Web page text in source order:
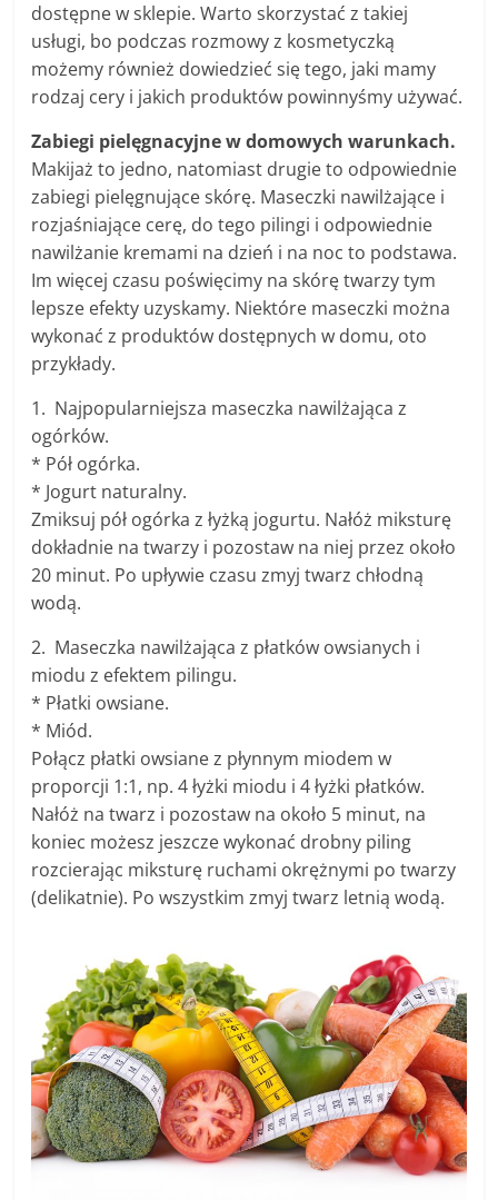
dostępne w sklepie. Warto skorzystać z takiej
usługi, bo podczas rozmowy z kosmetyczką
możemy również dowiedzieć się tego, jaki mamy
rodzaj cery i jakich produktów powinnyśmy używać.
Zabiegi pielęgnacyjne w domowych warunkach.
Makijaż to jedno, natomiast drugie to odpowiednie
zabiegi pielęgnujące skórę. Maseczki nawilżające i
rozjaśniające cerę, do tego pilingi i odpowiednie
nawilżanie kremami na dzień i na noc to podstawa.
Im więcej czasu poświęcimy na skórę twarzy tym
lepsze efekty uzyskamy. Niektóre maseczki można
wykonać z produktów dostępnych w domu, oto
przykłady.
1. Najpopularniejsza maseczka nawilżająca z
ogórków.
* Pół ogórka.
* Jogurt naturalny.
Zmiksuj pół ogórka z łyżką jogurtu. Nałóż miksturę
dokładnie na twarzy i pozostaw na niej przez około
20 minut. Po upływie czasu zmyj twarz chłodną
wodą.
2. Maseczka nawilżająca z płatków owsianych i
miodu z efektem pilingu.
* Płatki owsiane.
* Miód.
Połącz płatki owsiane z płynnym miodem w
proporcji 1:1, np. 4 łyżki miodu i 4 łyżki płatków.
Nałóż na twarz i pozostaw na około 5 minut, na
koniec możesz jeszcze wykonać drobny piling
rozcierając miksturę ruchami okrężnymi po twarzy
(delikatnie). Po wszystkim zmyj twarz letnią wodą.